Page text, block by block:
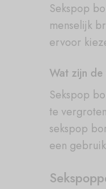
Sekspop
menselijk
ervoor
Wat zijn de
Sekspop
te
sekspop
een